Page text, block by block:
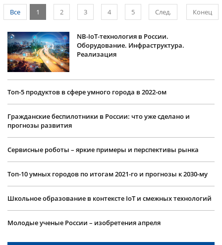
1 2 3 4 5 След. Конец
Все
NB-IoT-технология в России.
Оборудование. Инфраструктура.
Реализация
Топ-5 продуктов в сфере умного города в 2022-ом
Гражданские беспилотники в России: что уже сделано и
прогнозы развития
Сервисные роботы – яркие примеры и перспективы рынка
Топ-10 умных городов по итогам 2021-го и прогнозы к 2030-му
Школьное образование в контексте IoT и смежных технологий
Молодые ученые России – изобретения апреля